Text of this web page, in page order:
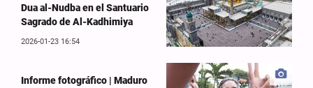
Dua al-Nudba en el Santuario
Sagrado de Al-Kadhimiya
2026-01-23 16:54
Informe fotográfico | Maduro